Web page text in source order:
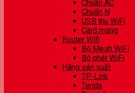
Chuẩn AC
Chuẩn N
USB thu WiFi
Card mạng
Router Wifi
Bộ Mesh WiFi
Bộ phát WiFi
Hãng sản xuất
TP-Link
Tenda